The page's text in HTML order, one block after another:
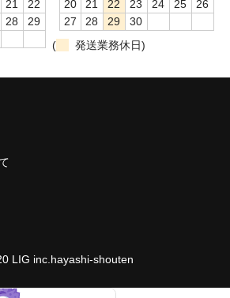
21
22
28
29
20
21 22 23 24 25
26
27
28 29
30
(
発送業務休日)
LIG inc.hayashi-shouten